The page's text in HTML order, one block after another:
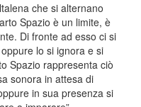
che si alternano
Spazio è un limite, è
Di fronte ad esso ci si
lo si ignora e si
Spazio rappresenta ciò
sonora in attesa di
in sua presenza si